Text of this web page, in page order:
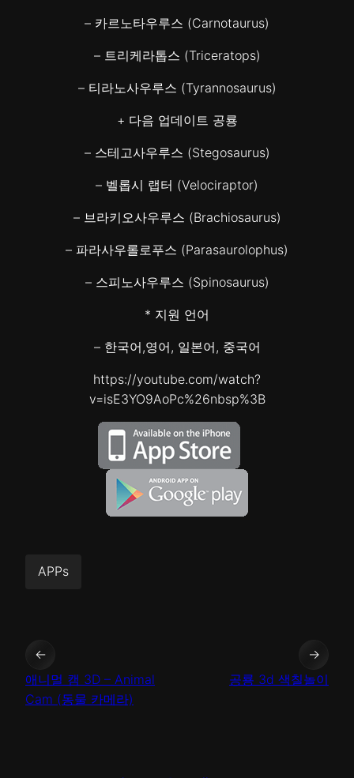
– 카르노타우루스 (Carnotaurus)
– 트리케라톱스 (Triceratops)
– 티라노사우루스 (Tyrannosaurus)
+ 다음 업데이트 공룡
– 스테고사우루스 (Stegosaurus)
– 벨롭시 랩터 (Velociraptor)
– 브라키오사우루스 (Brachiosaurus)
– 파라사우롤로푸스 (Parasaurolophus)
– 스피노사우루스 (Spinosaurus)
* 지원 언어
– 한국어,영어, 일본어, 중국어
https://youtube.com/watch?
v=isE3YO9AoPc%26nbsp%3B
APPs
←
애니멀 캠 3D – Animal
Cam (동물 카메라)
공룡 3d 색칠놀이
→